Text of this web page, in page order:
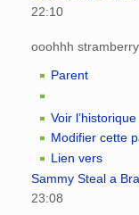
22:10
ooohhh
Parent
Voir l’historique
Modifier cette
Lien vers
Sammy Steal a
23:08